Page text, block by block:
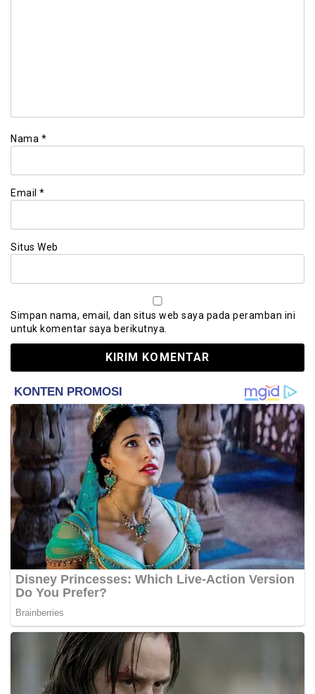
Nama *
Email *
Situs Web
Simpan nama, email, dan situs web saya pada peramban ini
untuk komentar saya berikutnya.